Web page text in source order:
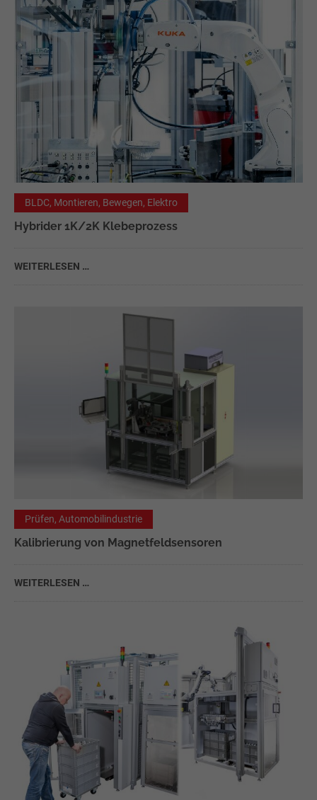
BLDC, Montieren, Bewegen, Elektro
Hybrider 1K/2K Klebeprozess
WEITERLESEN …
Prüfen, Automobilindustrie
Kalibrierung von Magnetfeldsensoren
WEITERLESEN …